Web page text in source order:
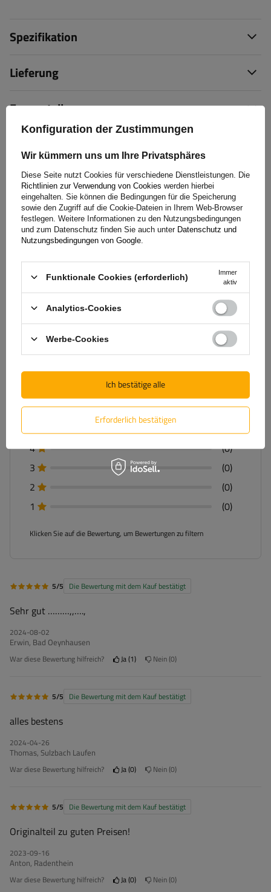
Spezifikation
Lieferung
Frage stellen
Bewertungen(3)
5/5
Bewertung abschicken
unserem Treueprogramm.
Nur durch Kauf bestätigte Bewertungen anzeigen
4
(0)
3
(0)
2
(0)
1
(0)
Klicken Sie auf die Bewertung, um Bewertungen zu filtern
5/5 Die Bewertung mit dem Kauf bestätigt
Sehr gut ………,,….,
2024-08-02
Erwin, Bad Oeynhausen
War diese Bewertung hilfreich? Ja 1 Nein 0
5/5 Die Bewertung mit dem Kauf bestätigt
alles bestens
2024-04-26
Thomas, Sulzbach Laufen
War diese Bewertung hilfreich? Ja 0 Nein 0
5/5 Die Bewertung mit dem Kauf bestätigt
Originalteil zu guten Preisen!
2023-09-16
Anton, Radenthein
War diese Bewertung hilfreich? Ja 0 Nein 0
Konfiguration der Zustimmungen
Wir kümmern uns um Ihre Privatsphäres
Diese Seite nutzt Cookies für verschiedene Dienstleistungen. Die
Richtlinien zur Verwendung von Cookies werden hierbei
eingehalten. Sie können die Bedingungen für die Speicherung
sowie den Zugriff auf die Cookie-Dateien in Ihrem Web-Browser
festlegen. Weitere Informationen zu den Nutzungsbedingungen
und zum Datenschutz finden Sie auch unter Datenschutz und
Nutzungsbedingungen von Google
Funktionale Cookies (erforderlich)
Immer
aktiv
Analytics-Cookies
Werbe-Cookies
Erforderlich bestätigen
Ich bestätige alle